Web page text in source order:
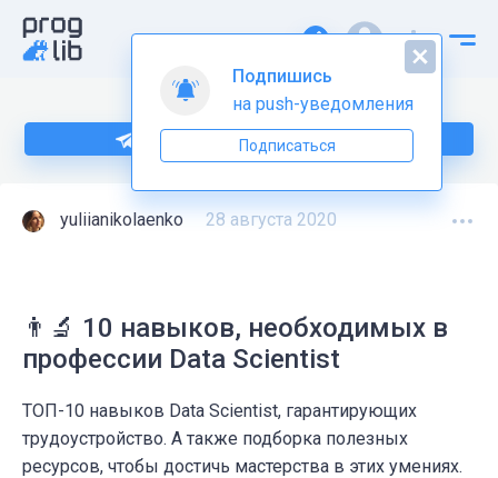
Подпишитесь на нас в Telegram
yuliianikolaenko 28 августа 2020
👨‍🔬️ 10 навыков, необходимых в
профессии Data Scientist
ТОП-10 навыков Data Scientist, гарантирующих
трудоустройство. А также подборка полезных
ресурсов, чтобы достичь мастерства в этих умениях.
Подпишись
на push-уведомления
Подписаться